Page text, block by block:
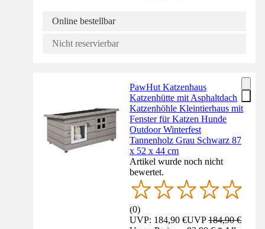
Online bestellbar
Nicht reservierbar
PawHut Katzenhaus
Katzenhütte mit Asphaltdach
Katzenhöhle Kleintierhaus mit
Fenster für Katzen Hunde
Outdoor Winterfest
Tannenholz Grau Schwarz 87
x 52 x 44 cm
Artikel wurde noch nicht
bewertet.
(0)
UVP: 184,90 €UVP184,90 €